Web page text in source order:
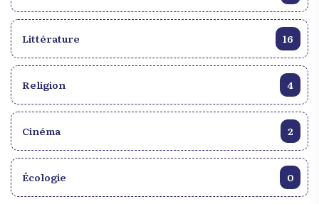
Littérature 16
Religion 4
Cinéma 2
Écologie 0